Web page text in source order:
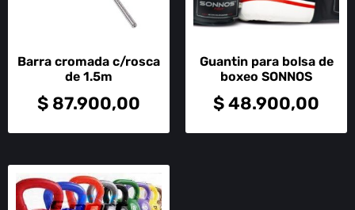
Barra cromada c/rosca
de 1.5m
$ 87.900,00
Guantin para bolsa de
boxeo SONNOS
$48.900,00